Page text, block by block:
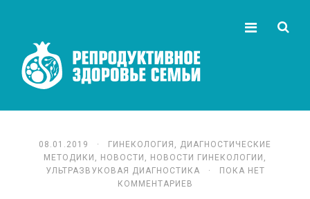
08.01.2019 · ГИНЕКОЛОГИЯ , ДИАГНОСТИЧЕСКИЕ
МЕТОДИКИ , НОВОСТИ , НОВОСТИ ГИНЕКОЛОГИИ ,
УЛЬТРАЗВУКОВАЯ ДИАГНОСТИКА · ПОКА НЕТ
КОММЕНТАРИЕВ